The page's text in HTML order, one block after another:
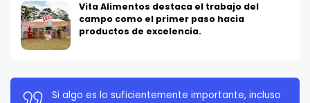
Vita Alimentos destaca el trabajo del
campo como el primer paso hacia
productos de excelencia.
La persistencia es muy importante. No debes